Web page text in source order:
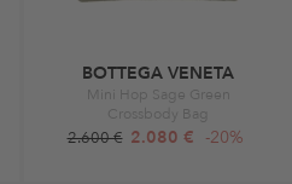
BOTTEGA VENETA
Mini Hop Sage Green
Crossbody Bag
2.600 € 2.080 € -20%